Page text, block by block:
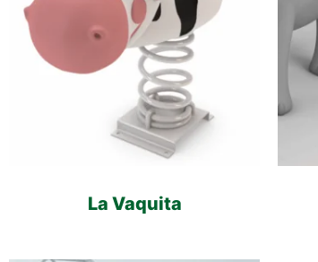
La Vaquita